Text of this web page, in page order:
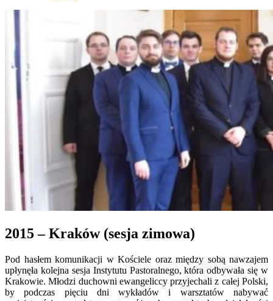
2015 – Kraków (sesja zimowa)
Pod hasłem komunikacji w Kościele oraz między sobą nawzajem
upłynęła kolejna sesja Instytutu Pastoralnego, która odbywała się w
Krakowie. Młodzi duchowni ewangeliccy przyjechali z całej Polski,
by podczas pięciu dni wykładów i warsztatów nabywać